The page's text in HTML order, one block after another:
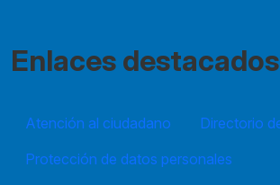
Enlaces destacados
Atención al ciudadano
Directorio
Protección de datos personales